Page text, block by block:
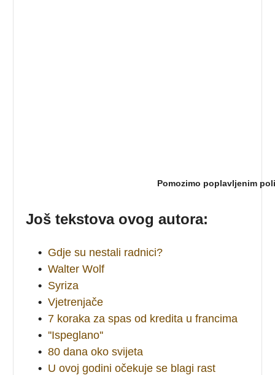
Pomozimo poplavljenim
Još tekstova ovog autora:
• Gdje su nestali radnici?
• Walter Wolf
• Syriza
• Vjetrenjače
• 7 koraka za spas od kredita u francima
• ''Ispeglano''
• 80 dana oko svijeta
• U ovoj godini očekuje se blagi rast